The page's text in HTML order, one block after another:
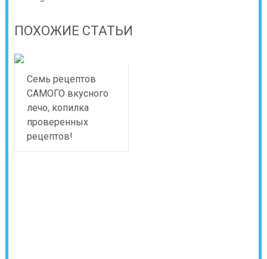
ПОХОЖИЕ СТАТЬИ
Семь рецептов
САМОГО вкусного
лечо, копилка
проверенных
рецептов!